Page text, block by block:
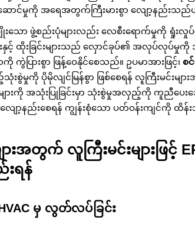
ဆောင်မှုကို အရေအတွက်ကြီးမားစွာ လျော့နည်း
ျိုးသော ဖွဲ့စည်းပုံများလည်း လေစီးရောက်မှုကို ရှုံးလှု
နှင့် ထိုးခြင်းများသည် လှောင်ခုပ်၏ အလုပ်လုပ်မှုကို
ပြားစွာ ဖြန့်ဝေနိုင်စေသည်။ ဥပမာအားဖြင့်၊ စ
းစွဲမှုကို ပိုမိုလျင်မြန်စွာ ဖြစ်စေရန် လူကြီးမင်းမ
ျားကို အသုံးပြုခြင်းမှာ သုံးစွဲမှုအလှည့်ကို ကူညီပေး
ော့နည်းစေရန် ကျွန်းစုံသော ပတ်ဝန်းကျင်ကို ထိန်း
ားအတွက် လူကြီးမင်းများဖြင့်
းရန်
မှ လွတ်လပ်ခြင်း